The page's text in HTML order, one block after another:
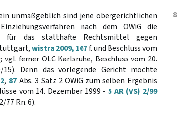
8
unmaßgeblich sind jene obergerichtlichen
nach dem OWiG die
für das statthafte Rechtsmittel gegen
wistra 2009, 167f. und Beschluss vom
ferner OLG Karlsruhe, Beschluss vom 20.
Denn das vorlegende Gericht möchte
, 87 Abs. 3 Satz 2 OWiG zum selben Ergebnis
vom 14. Dezember 1999 - 5 AR (VS) 2/99
77 Rn. 6).